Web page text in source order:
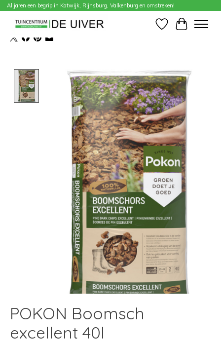
Al jaren een begrip in Katwijk, Rijnsburg, Valkenburg en omstreken!
Verlanglijst
Home / POKON Boomsch excellent 40l
Product image slideshow Items
POKON Boomsch
excellent 40l